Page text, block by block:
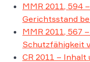
MMR 2011, 594
Gerichtsstand
MMR 2011, 567
Schutzfähigkeit
CR 2011 – Inhalt